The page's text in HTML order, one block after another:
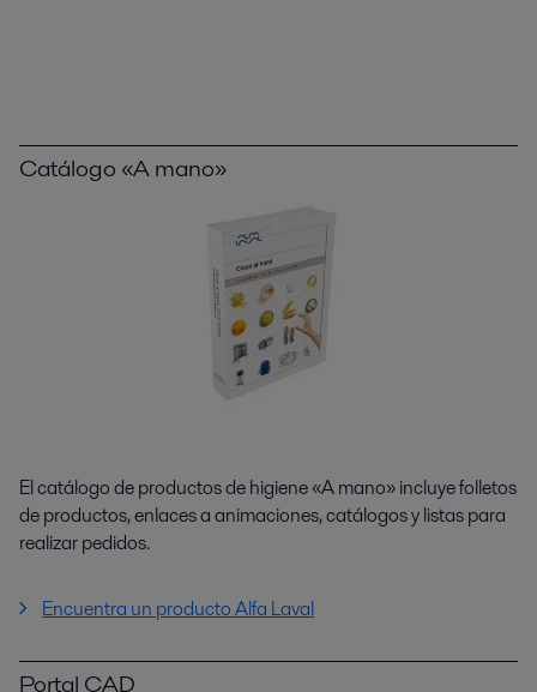
Catálogo «A mano»
El catálogo de productos de higiene «A mano» incluye folletos
de productos, enlaces a animaciones, catálogos y listas para
realizar pedidos.
Encuentra un producto Alfa Laval
Portal CAD